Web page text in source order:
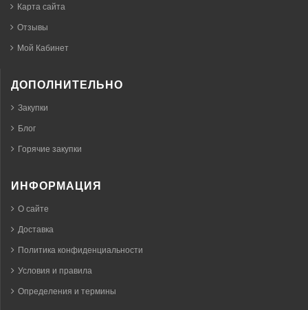
Карта сайта
Отзывы
Мой Кабинет
ДОПОЛНИТЕЛЬНО
Закупки
Блог
Горячие закупки
ИНФОРМАЦИЯ
О сайте
Доставка
Политика конфиденциальности
Условия и правила
Определения и термины